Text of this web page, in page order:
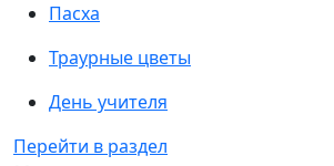
Пасха
Траурные цветы
День учителя
Перейти в раздел